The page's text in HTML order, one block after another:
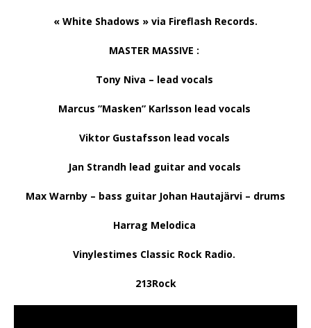
« White Shadows » via Fireflash Records.
MASTER MASSIVE :
Tony Niva – lead vocals
Marcus ”Masken” Karlsson lead vocals
Viktor Gustafsson lead vocals
Jan Strandh lead guitar and vocals
Max Warnby – bass guitar Johan Hautajärvi – drums
Harrag Melodica
Vinylestimes Classic Rock Radio.
213Rock